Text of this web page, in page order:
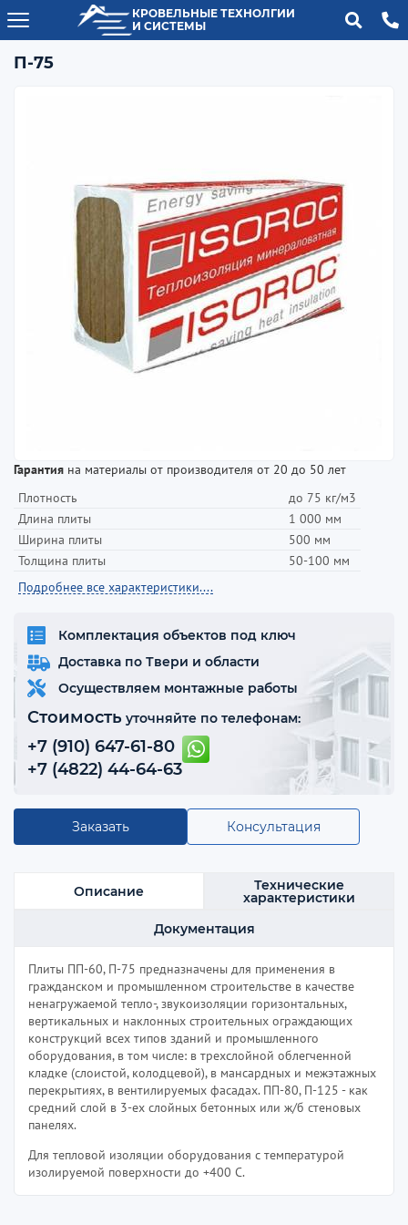
КРОВЕЛЬНЫЕ ТЕХНОЛГИИ
И СИСТЕМЫ
П-75
Гарантия на материалы от производителя от 20 до 50 лет
Плотность
до 75 кг/м3
Длина плиты
1 000 мм
Ширина плиты
500 мм
Толщина плиты
50-100 мм
Подробнее все характеристики....
Комплектация объектов под ключ
Доставка по Твери и области
Осуществляем монтажные работы
Стоимость уточняйте по телефонам:
+7 (910) 647-61-80
+7 (4822) 44-64-63
Заказать Консультация
Описание Технические
характеристики
Документация
Плиты ПП-60, П-75 предназначены для применения в
гражданском и промышленном строительстве в качестве
ненагружаемой тепло-, звукоизоляции горизонтальных,
вертикальных и наклонных строительных ограждающих
конструкций всех типов зданий и промышленного
оборудования, в том числе: в трехслойной облегченной
кладке (слоистой, колодцевой), в мансардных и межэтажных
перекрытиях, в вентилируемых фасадах. ПП-80, П-125 - как
средний слой в 3-ех слойных бетонных или ж/б стеновых
панелях.
Для тепловой изоляции оборудования с температурой
изолируемой поверхности до +400 С.